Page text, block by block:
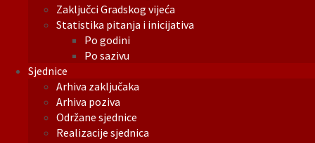
Zaključci Gradskog vijeća
Statistika pitanja i inicijativa
Po godini
Po sazivu
Sjednice
Arhiva zaključaka
Arhiva poziva
Održane sjednice
Realizacije sjednica